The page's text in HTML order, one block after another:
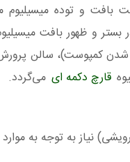
بافت و توده
کمپوست)، سالن پرورش
قارچ دکمه ای می‌گردد.
نیاز به توجه به موارد